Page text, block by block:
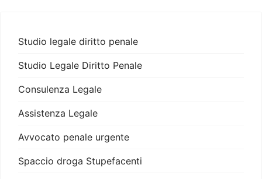
Studio legale diritto penale
Studio Legale Diritto Penale
Consulenza Legale
Assistenza Legale
Avvocato penale urgente
Spaccio droga Stupefacenti